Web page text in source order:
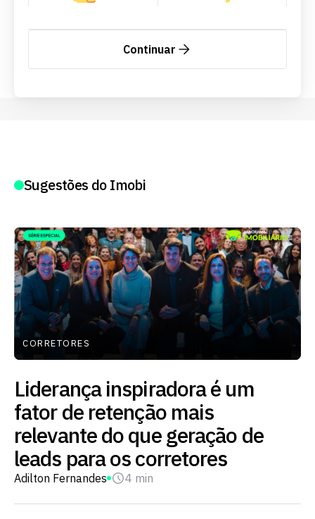
Continuar
Sugestões do Imobi
CORRETORES
Liderança inspiradora é um
fator de retenção mais
relevante do que geração de
leads para os corretores
Adilton Fernandes 4 min